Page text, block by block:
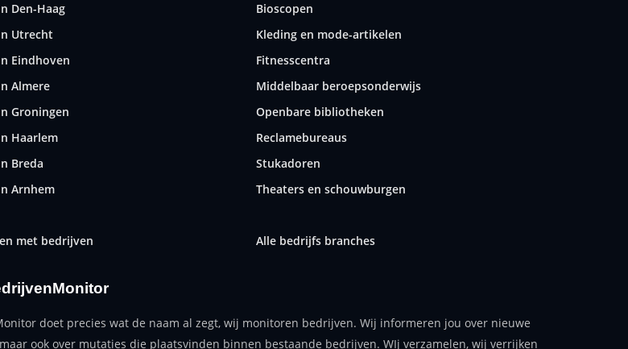
Den-Haag
Utrecht
Eindhoven
Almere
Groningen
Haarlem
Breda
Arnhem
met bedrijven
Bioscopen
Kleding en mode-artikelen
Fitnesscentra
Middelbaar beroepsonderwijs
Openbare bibliotheken
Reclamebureaus
Stukadoren
Theaters en schouwburgen
Alle bedrijfs branches
doet precies wat de naam al zegt, wij monitoren bedrijven. Wij informeren jou over nieuwe
ook over mutaties die plaatsvinden binnen bestaande bedrijven. WIj verzamelen, wij verrijken